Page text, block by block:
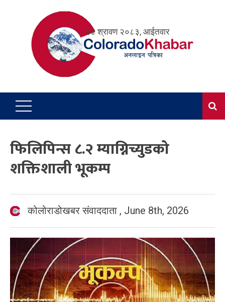
२४ श्रावण २०८३, आईतवार
फिलिपिन्स ८.२ म्याग्निच्युडको
शक्तिशाली भूकम्प
कोलोराडोखबर संवाददाता , June 8th, 2026